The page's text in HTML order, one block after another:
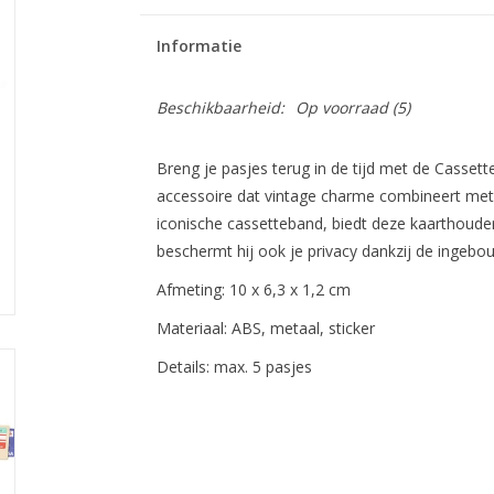
Informatie
Beschikbaarheid: Op voorraad(5)
Breng je pasjes terug in de tijd met de
accessoire dat vintage charme combineert
iconische cassetteband, biedt deze
beschermt hij ook je privacy dankzij de
Afmeting: 10 x 6,3 x 1,2 cm
Materiaal: ABS, metaal, sticker
Details: max. 5 pasjes